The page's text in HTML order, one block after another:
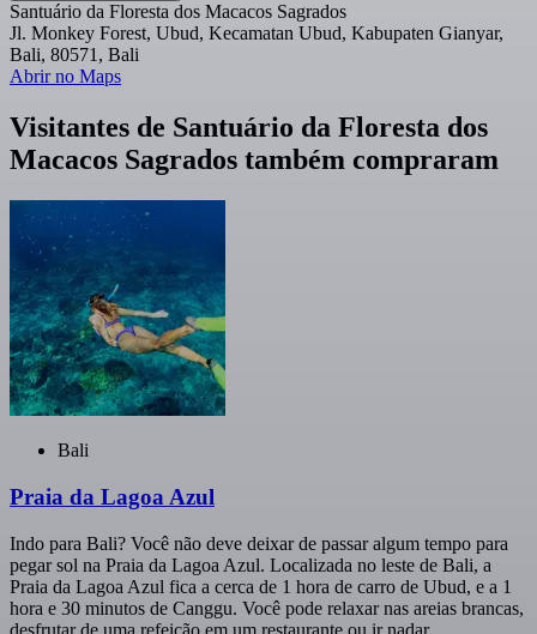
Santuário da Floresta dos Macacos Sagrados
Jl. Monkey Forest, Ubud, Kecamatan Ubud, Kabupaten Gianyar,
Bali, 80571, Bali
Abrir no Maps
Visitantes de Santuário da Floresta dos
Macacos Sagrados também compraram
Bali
Praia da Lagoa Azul
Indo para Bali? Você não deve deixar de passar algum tempo para
pegar sol na Praia da Lagoa Azul. Localizada no leste de Bali, a
Praia da Lagoa Azul fica a cerca de 1 hora de carro de Ubud, e a 1
hora e 30 minutos de Canggu. Você pode relaxar nas areias brancas,
desfrutar de uma refeição em um restaurante ou ir nadar.